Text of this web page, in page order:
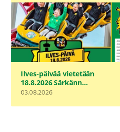
Ilves-päivää vietetään
18.8.2026 Särkänn...
03.08.2026